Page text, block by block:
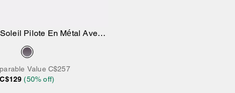
Pilote En Métal Avec
Métallique C
Value C$257
C$129 (50% off)